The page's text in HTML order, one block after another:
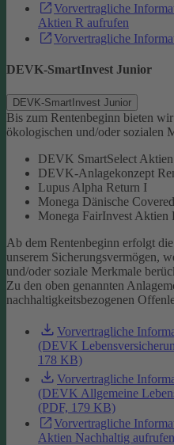
Vorvertragliche
Aktien R aufrufen
Vorvertragliche
DEVK-SmartInvest Junior
DEVK-SmartInvest Junior
Bis zum Rentenbeginn bieten
ökologischen und/oder sozialen
DEVK SmartSelect
DEVK-Anlagekonzept
Lupus Alpha Return I
Monega Dänische
Monega FairInvest Aktien
Ab dem Rentenbeginn erfolgt
unserem Sicherungsvermögen,
und/oder soziale Merkmale
Zu den oben genannten
nachhaltigkeitsbezogenen
Vorvertragliche
(DEVK
178 KB)
Vorvertragliche
(DEVK Allgemeine
(PDF, 179 KB)
Vorvertragliche
Aktien Nachhaltig aufrufen